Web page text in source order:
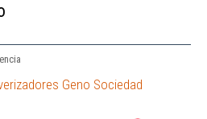
Geno Sociedad